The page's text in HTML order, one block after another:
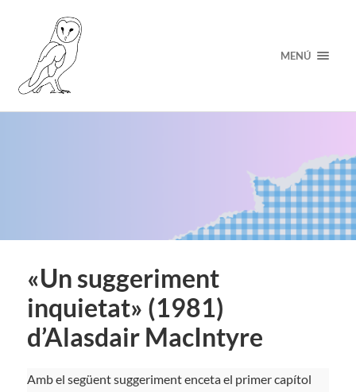
MENÚ
«Un suggeriment
inquietat» (1981)
d’Alasdair MacIntyre
Amb el següent suggeriment enceta el primer capítol